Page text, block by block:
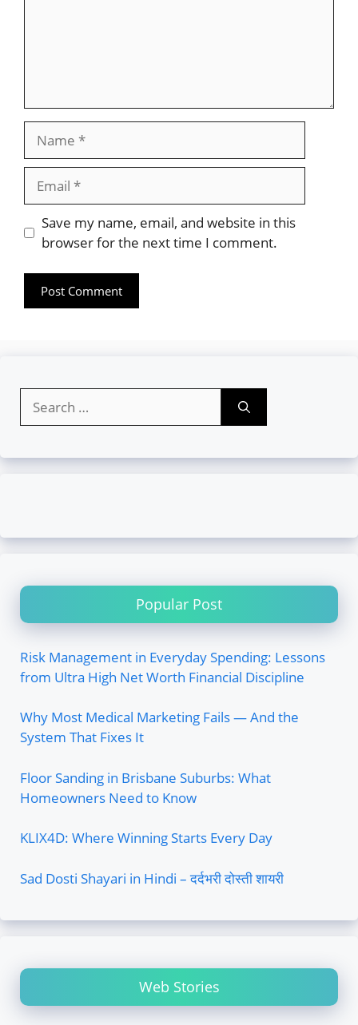
Website
Save my name, email, and website in this
browser for the next time I comment.
for:
Popular Post
Risk Management in Everyday Spending: Lessons
from Ultra High Net Worth Financial Discipline
Why Most Medical Marketing Fails — And the
System That Fixes It
Floor Sanding in Brisbane Suburbs: What
Homeowners Need to Know
KLIX4D: Where Winning Starts Every Day
Sad Dosti Shayari in Hindi – दर्दभरी दोस्ती शायरी
Web Stories